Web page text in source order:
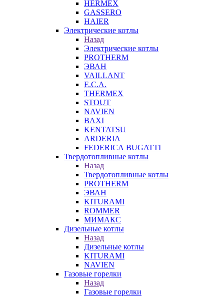
HERMEX
GASSERO
HAIER
Электрические котлы
Назад
Электрические котлы
PROTHERM
ЭВАН
VAILLANT
E.C.A.
THERMEX
STOUT
NAVIEN
BAXI
KENTATSU
ARDERIA
FEDERICА BUGATTI
Твердотопливные котлы
Назад
Твердотопливные котлы
PROTHERM
ЭВАН
KITURAMI
ROMMER
МИМАКС
Дизельные котлы
Назад
Дизельные котлы
KITURAMI
NAVIEN
Газовые горелки
Назад
Газовые горелки